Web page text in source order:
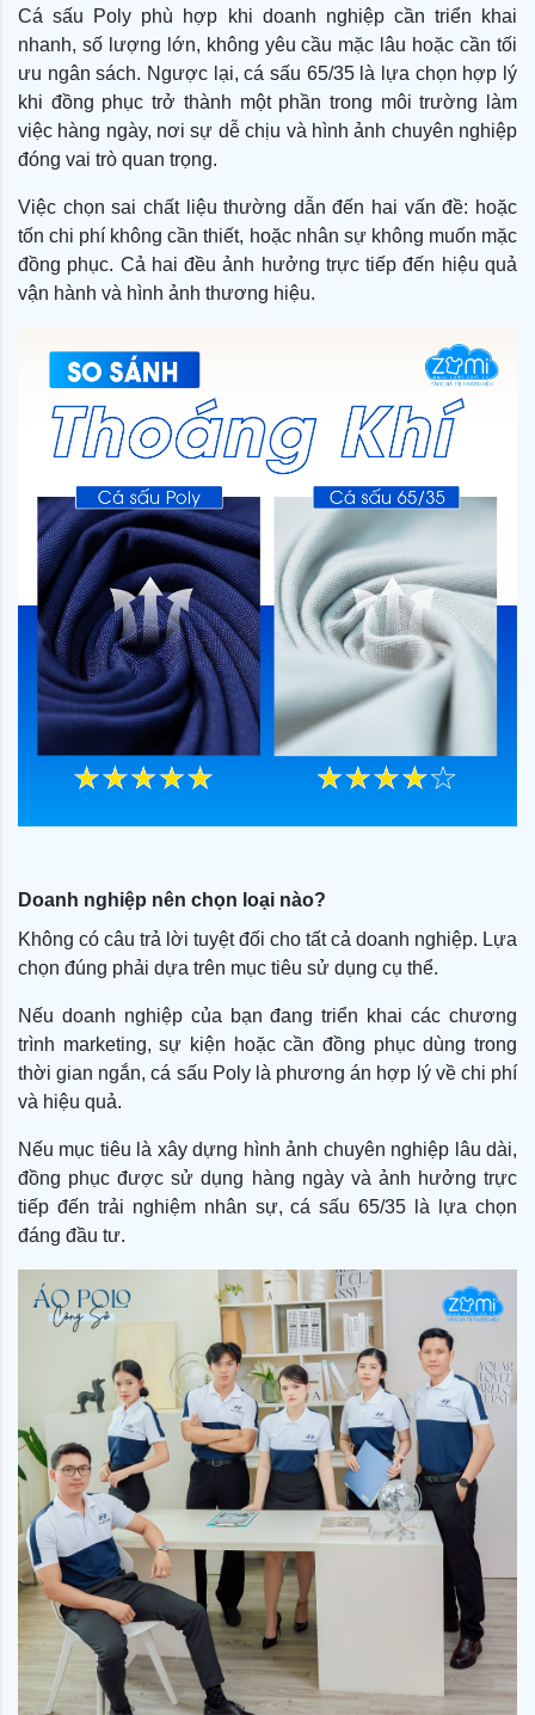
Cá sấu Poly phù hợp khi doanh nghiệp cần triển khai
nhanh, số lượng lớn, không yêu cầu mặc lâu hoặc cần tối
ưu ngân sách. Ngược lại, cá sấu 65/35 là lựa chọn hợp lý
khi đồng phục trở thành một phần trong môi trường làm
việc hàng ngày, nơi sự dễ chịu và hình ảnh chuyên nghiệp
đóng vai trò quan trọng.
Việc chọn sai chất liệu thường dẫn đến hai vấn đề: hoặc
tốn chi phí không cần thiết, hoặc nhân sự không muốn mặc
đồng phục. Cả hai đều ảnh hưởng trực tiếp đến hiệu quả
vận hành và hình ảnh thương hiệu.
Doanh nghiệp nên chọn loại nào?
Không có câu trả lời tuyệt đối cho tất cả doanh nghiệp. Lựa
chọn đúng phải dựa trên mục tiêu sử dụng cụ thể.
Nếu doanh nghiệp của bạn đang triển khai các chương
trình marketing, sự kiện hoặc cần đồng phục dùng trong
thời gian ngắn, cá sấu Poly là phương án hợp lý về chi phí
và hiệu quả.
Nếu mục tiêu là xây dựng hình ảnh chuyên nghiệp lâu dài,
đồng phục được sử dụng hàng ngày và ảnh hưởng trực
tiếp đến trải nghiệm nhân sự, cá sấu 65/35 là lựa chọn
đáng đầu tư.